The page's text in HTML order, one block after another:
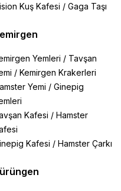
Kuş Kafesi / Gaga Taşı
Yemleri / Tavşan
/ Kemirgen Krakerleri
Yemi / Ginepig
Kafesi / Hamster
Kafesi / Hamster Çarkı